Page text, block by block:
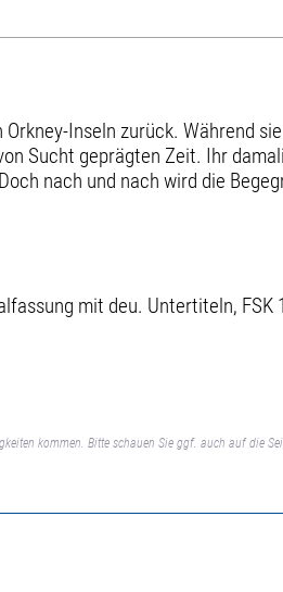
Inseln zurück. Während
Sucht geprägten Zeit. Ihr
nach und nach wird die
mit deu. Untertiteln, FSK
kommen. Bitte schauen Sie ggf. auch auf die